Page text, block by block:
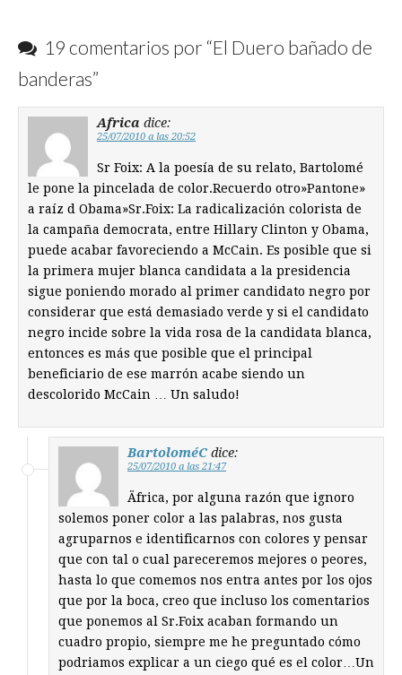
19 comentarios por “El Duero bañado de
banderas”
Africa dice:
25/07/2010 a las 20:52
Sr Foix: A la poesía de su relato, Bartolomé
le pone la pincelada de color.Recuerdo otro»Pantone»
a raíz d Obama»Sr.Foix: La radicalización colorista de
la campaña democrata, entre Hillary Clinton y Obama,
puede acabar favoreciendo a McCain. Es posible que si
la primera mujer blanca candidata a la presidencia
sigue poniendo morado al primer candidato negro por
considerar que está demasiado verde y si el candidato
negro incide sobre la vida rosa de la candidata blanca,
entonces es más que posible que el principal
beneficiario de ese marrón acabe siendo un
descolorido McCain … Un saludo!
BartoloméC dice:
25/07/2010 a las 21:47
Äfrica, por alguna razón que ignoro
solemos poner color a las palabras, nos gusta
agruparnos e identificarnos con colores y pensar
que con tal o cual pareceremos mejores o peores,
hasta lo que comemos nos entra antes por los ojos
que por la boca, creo que incluso los comentarios
que ponemos al Sr.Foix acaban formando un
cuadro propio, siempre me he preguntado cómo
podriamos explicar a un ciego qué es el color…Un